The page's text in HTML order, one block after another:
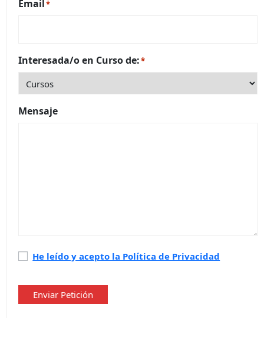
Email*
Interesada/o en Curso de:*
Mensaje
Política
privacidad*
He leído y acepto la Política de Privacidad
Enviar Petición